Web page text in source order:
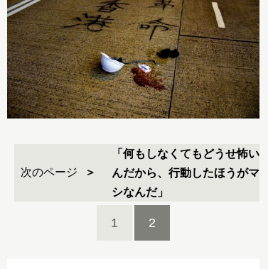
次のページ
「何もしなくてもどうせ怖い
んだから、行動したほうがマ
シなんだ」
1 2